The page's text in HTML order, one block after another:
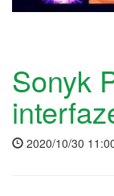
Sonyk
2020/10/30